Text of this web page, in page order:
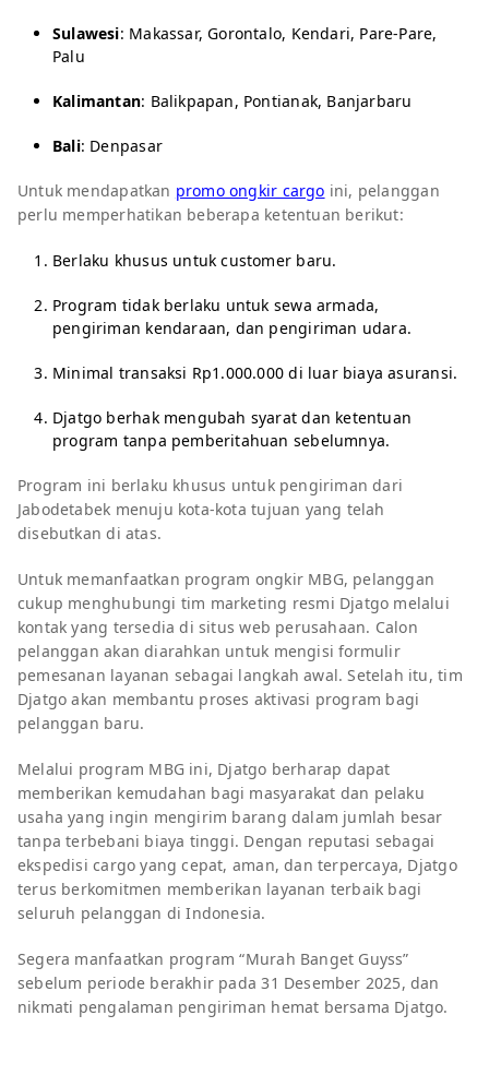
Sulawesi: Makassar, Gorontalo, Kendari, Pare-Pare,
Palu
Kalimantan: Balikpapan, Pontianak, Banjarbaru
Bali: Denpasar
Untuk mendapatkan promo ongkir cargo ini, pelanggan
perlu memperhatikan beberapa ketentuan berikut:
Berlaku khusus untuk customer baru.
Program tidak berlaku untuk sewa armada,
pengiriman kendaraan, dan pengiriman udara.
Minimal transaksi Rp1.000.000 di luar biaya asuransi.
Djatgo berhak mengubah syarat dan ketentuan
program tanpa pemberitahuan sebelumnya.
Program ini berlaku khusus untuk pengiriman dari
Jabodetabek menuju kota-kota tujuan yang telah
disebutkan di atas.
Untuk memanfaatkan program ongkir MBG, pelanggan
cukup menghubungi tim marketing resmi Djatgo melalui
kontak yang tersedia di situs web perusahaan. Calon
pelanggan akan diarahkan untuk mengisi formulir
pemesanan layanan sebagai langkah awal. Setelah itu, tim
Djatgo akan membantu proses aktivasi program bagi
pelanggan baru.
Melalui program MBG ini, Djatgo berharap dapat
memberikan kemudahan bagi masyarakat dan pelaku
usaha yang ingin mengirim barang dalam jumlah besar
tanpa terbebani biaya tinggi. Dengan reputasi sebagai
ekspedisi cargo yang cepat, aman, dan terpercaya, Djatgo
terus berkomitmen memberikan layanan terbaik bagi
seluruh pelanggan di Indonesia.
Segera manfaatkan program “Murah Banget Guyss”
sebelum periode berakhir pada 31 Desember 2025, dan
nikmati pengalaman pengiriman hemat bersama Djatgo.